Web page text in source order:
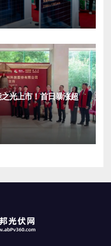
光上市！首日暴涨超